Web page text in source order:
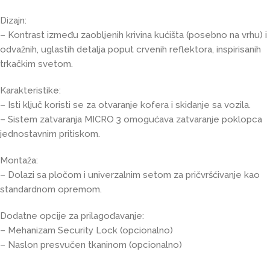
Dizajn:
– Kontrast između zaobljenih krivina kućišta (posebno na vrhu) i
odvažnih, uglastih detalja poput crvenih reflektora, inspirisanih
trkačkim svetom.
Karakteristike:
– Isti ključ koristi se za otvaranje kofera i skidanje sa vozila.
– Sistem zatvaranja MICRO 3 omogućava zatvaranje poklopca
jednostavnim pritiskom.
Montaža:
– Dolazi sa pločom i univerzalnim setom za pričvršćivanje kao
standardnom opremom.
Dodatne opcije za prilagođavanje:
– Mehanizam Security Lock (opcionalno)
– Naslon presvučen tkaninom (opcionalno)